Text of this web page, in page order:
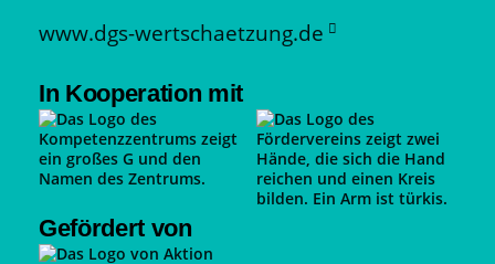
www.dgs-wertschaetzung.de
In Kooperation mit
Gefördert von